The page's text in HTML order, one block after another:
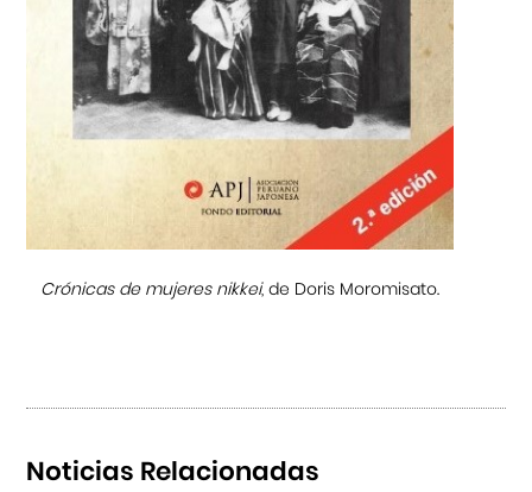
Crónicas de mujeres nikkei, de Doris Moromisato.
Noticias Relacionadas